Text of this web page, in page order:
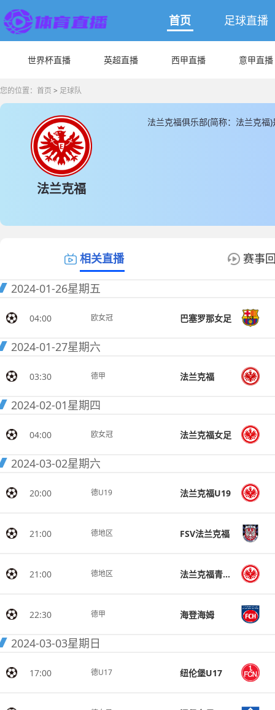
首页 足球直播
世界杯直播 英超直播 西甲直播 意甲直播
您的位置： 首页 > 足球队
法兰克福
法兰克福俱乐部(简称：法兰克
相关直播 赛事
2024-01-26星期五
04:00 欧女冠 巴塞罗那女足
2024-01-27星期六
03:30 德甲 法兰克福
2024-02-01星期四
04:00 欧女冠 法兰克福女足
2024-03-02星期六
20:00 德U19 法兰克福U19
21:00 德地区 FSV法兰克福
21:00 德地区 法兰克福青年队
22:30 德甲 海登海姆
2024-03-03星期日
17:00 德U17 纽伦堡U17